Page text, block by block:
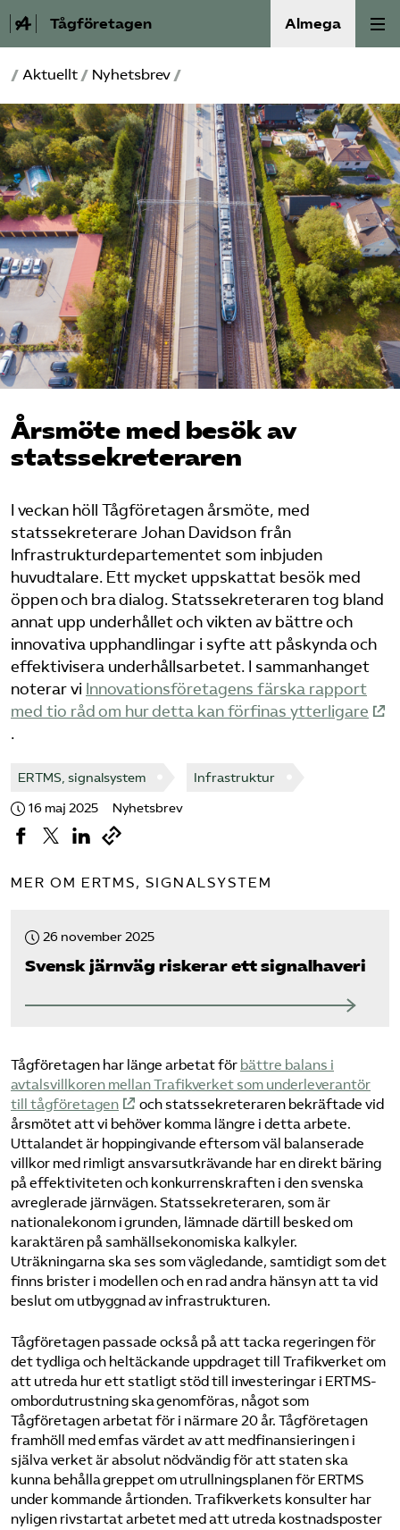
Tågföretagen Almega
Aktuellt
Reformagenda för järnvägen
Våra frågor
Aktiviteter
Om oss
Kontakt
Mina sidor (almega.se)
Bli medlem
Sök på tagforetagen.se
/ Aktuellt / Nyhetsbrev /
Årsmöte med besök av
statssekreteraren
I veckan höll Tågföretagen årsmöte, med
statssekreterare Johan Davidson från
Infrastrukturdepartementet som inbjuden
huvudtalare. Ett mycket uppskattat besök med
öppen och bra dialog. Statssekreteraren tog bland
annat upp underhållet och vikten av bättre och
innovativa upphandlingar i syfte att påskynda och
effektivisera underhållsarbetet. I sammanhanget
noterar vi Innovationsföretagens färska rapport
med tio råd om hur detta kan förfinas ytterligare
.
ERTMS, signalsystem Infrastruktur
16 maj 2025 Nyhetsbrev
MER OM ERTMS, SIGNALSYSTEM
26 november 2025
Svensk järnväg riskerar ett signalhaveri
Tågföretagen har länge arbetat för bättre balans i
avtalsvillkoren mellan Trafikverket som underleverantör
till tågföretagen
och statssekreteraren bekräftade vid
årsmötet att vi behöver komma längre i detta arbete.
Uttalandet är hoppingivande eftersom väl balanserade
villkor med rimligt ansvarsutkrävande har en direkt bäring
på effektiviteten och konkurrenskraften i den svenska
avreglerade järnvägen. Statssekreteraren, som är
nationalekonom i grunden, lämnade därtill besked om
karaktären på samhällsekonomiska kalkyler.
Uträkningarna ska ses som vägledande, samtidigt som det
finns brister i modellen och en rad andra hänsyn att ta vid
beslut om utbyggnad av infrastrukturen.
Tågföretagen passade också på att tacka regeringen för
det tydliga och heltäckande uppdraget till Trafikverket om
att utreda hur ett statligt stöd till investeringar i ERTMS-
ombordutrustning ska genomföras, något som
Tågföretagen arbetat för i närmare 20 år. Tågföretagen
framhöll med emfas värdet av att medfinansieringen i
själva verket är absolut nödvändig för att staten ska
kunna behålla greppet om utrullningsplanen för ERTMS
under kommande årtionden. Trafikverkets konsulter har
nyligen rivstartat arbetet med att utreda kostnadsposter